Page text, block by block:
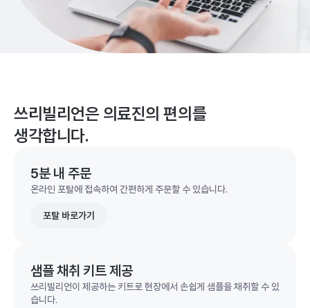
쓰리빌리언은 의료진의 편의를
생각합니다.
5분 내 주문
온라인 포탈에 접속하여 간편하게 주문할 수 있습니다.
포탈 바로가기
샘플 채취 키트 제공
쓰리빌리언이 제공하는 키트로 현장에서 손쉽게 샘플을 채취할 수 있
습니다.